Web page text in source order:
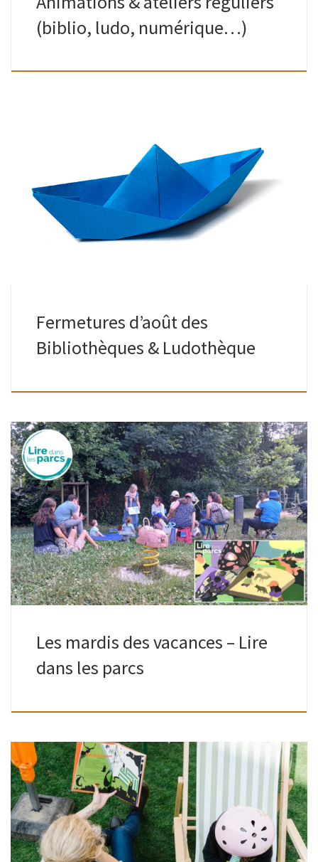
(biblio, ludo, numérique…)
Bibliothèques & Ludothèque de Watermael (quartier Keym)
mais toujours : retour possible des emprunts dans la boite à
livres, à hauteur du n° 7 rue Gratès, un peu plus loin sur […]
Fermetures d’août des
Bibliothèques & Ludothèque
Lire dans les parcs ou quand les livres sortent des
bibliothèques pendant l’été. Petites et grandes oreilles,
venez écouter des histoires dans 38 parcs bruxellois, du
mardi 7 juillet au […]
Les mardis des vacances – Lire
dans les parcs
Grands comme petits | Place Joseph Wauters | 16h30-
18hAnimé par les bibliothécaires Des histoires, des histoires
et encore des histoires ! Y en a des drôles, y en a des […]